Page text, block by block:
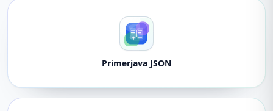
Primerjava JSON